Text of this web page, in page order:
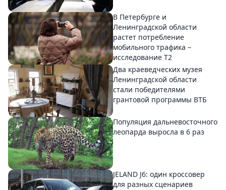
В Петербурге и
Ленинградской области
растет потребление
мобильного трафика –
исследование T2
Два краеведческих музея
Ленинградской области
стали победителями
грантовой программы ВТБ
Популяция дальневосточного
леопарда выросла в 6 раз
JELAND J6: один кроссовер
для разных сценариев